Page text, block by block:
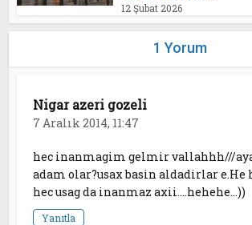
12 Şubat 2026
1 Yorum
Nigar azeri gozeli
7 Aralık 2014, 11:47
hec inanmagim gelmir vallahhh///
adam olar?usax basin aldadirlar e.He
hec usag da inanmaz axii….hehehe…))
Yanıtla